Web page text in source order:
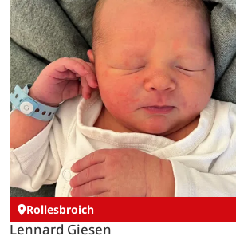
Rollesbroich
Lennard Giesen